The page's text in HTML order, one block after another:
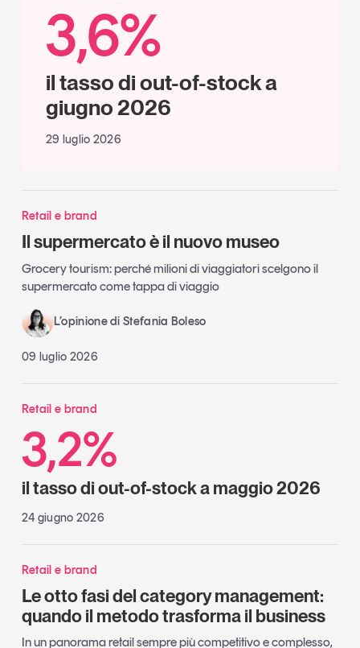
3,6%
il tasso di out-of-stock a
giugno 2026
29 luglio 2026
Retail e brand
Il supermercato è il nuovo museo
Grocery tourism: perché milioni di viaggiatori scelgono il
supermercato come tappa di viaggio
L’opinione di Stefania Boleso
09 luglio 2026
Retail e brand
3,2%
il tasso di out-of-stock a maggio 2026
24 giugno 2026
Retail e brand
Le otto fasi del category management:
quando il metodo trasforma il business
In un panorama retail sempre più competitivo e complesso,